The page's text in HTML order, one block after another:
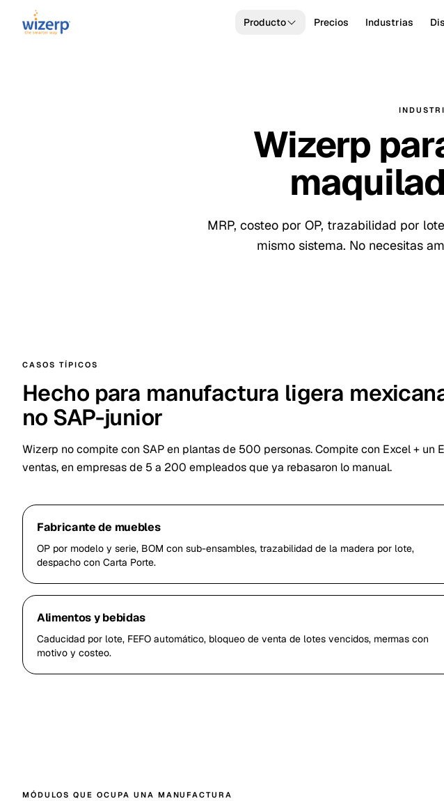
Producto Precios Industrias
Wizerp
MRP, costeo por OP, trazabilidad por
mismo sistema. No necesitas
CASOS TÍPICOS
Hecho para manufactura ligera
no SAP-junior
Wizerp no compite con SAP en plantas de 500 personas. Compite con Excel + un
ventas, en empresas de 5 a 200 empleados que ya rebasaron lo manual.
Fabricante de muebles
OP por modelo y serie, BOM con sub-ensambles, trazabilidad de la madera por lote,
despacho con Carta Porte.
Alimentos y bebidas
Caducidad por lote, FEFO automático, bloqueo de venta de lotes vencidos, mermas con
motivo y costeo.
MÓDULOS QUE OCUPA UNA MANUFACTURA